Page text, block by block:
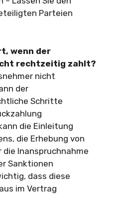
Parteien
wenn der
rechtzeitig zahlt?
nicht
der
Schritte
die Einleitung
die Erhebung von
die Inanspruchnahme
Sanktionen
dass diese
im Vertrag